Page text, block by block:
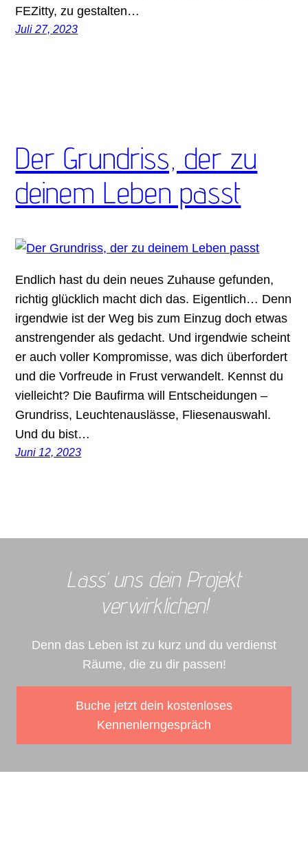
FEZitty, zu gestalten…
Juli 27, 2023
Der Grundriss, der zu
deinem Leben passt
Endlich hast du dein neues Zuhause gefunden,
richtig glücklich macht dich das. Eigentlich… Denn
irgendwie ist der Weg bis zum Einzug doch etwas
anstrengender als gedacht. Und irgendwie scheint
er auch voller Kompromisse, was dich überfordert
und die Vorfreude in Frust verwandelt. Kennst du
vielleicht? Die Baufirma will Entscheidungen –
Grundriss, Leuchtenauslässe, Fliesenauswahl.
Und du bist…
Juni 12, 2023
Lass‘ uns dein Projekt
verwirklichen!
Denn das Leben ist zu kurz und du verdienst
Räume, die zu dir passen!
Buche jetzt dein kostenloses
Kennenlerngespräch